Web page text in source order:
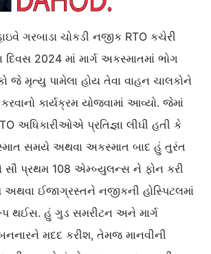
ગરબાડા ચોકડી નજીક RTO કચેરી
દિવસ 2024 માં માર્ગ અકસ્માતમાં ભોગ
જે મૃત્યુ પામેલા હોય તેવા વાહન ચાલકોને
કાર્યક્રમ યોજવામાં આવ્યો. જેમાં
અધિકારીઓએ પ્રતિજ્ઞા લીઘી હતી કે
સમયે અથવા અકસ્માત બાદ હું તુરંત
પ્રથમ 108 એમ્બ્યુલન્સ ને ફોન કરી
અથવા ઈજાગ્રસ્તને નજીકની હોસ્પિટલમાં
થઈસ. હું ગુડ સમરીટન અને માર્ગ
મદદ કરીશ, તેમજ માનવીની